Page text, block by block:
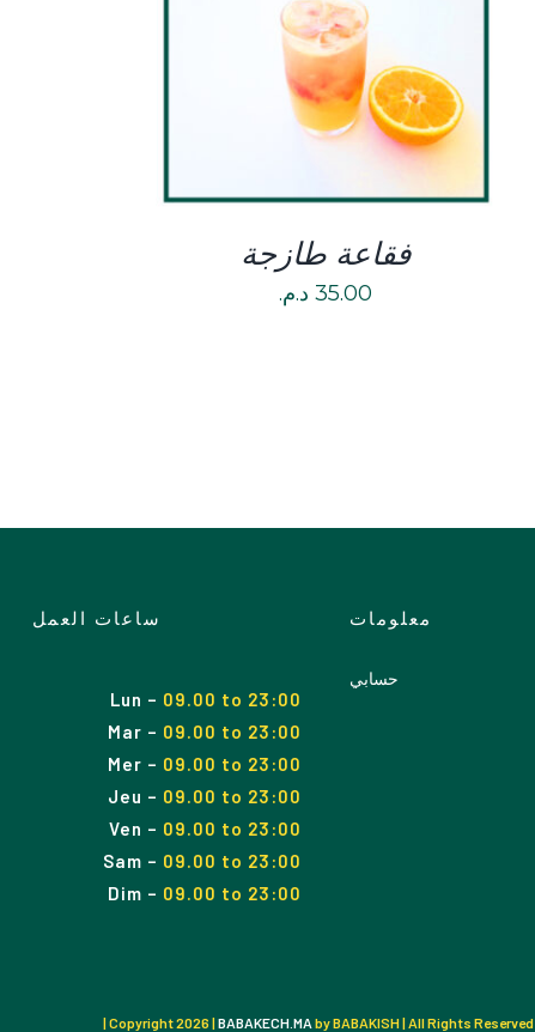
DETAILS
فقاعة طازجة
35.00 د.م.
معلومات
حسابي
ساعات العمل
Lun – 09.00 to 23:00
Mar – 09.00 to 23:00
Mer – 09.00 to 23:00
Jeu – 09.00 to 23:00
Ven – 09.00 to 23:00
Sam – 09.00 to 23:00
Dim – 09.00 to 23:00
2026 |BABAKECH.MA by BABAKISH | All Rights Reserved |